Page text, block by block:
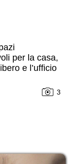
per la casa,
e l’ufficio
3